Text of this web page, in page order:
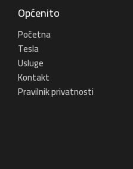
Općenito
Početna
Tesla
Usluge
Kontakt
Pravilnik privatnosti